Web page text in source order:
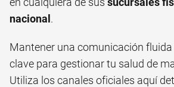
nacional.
Mantener una comunicación
clave para gestionar tu salud de
Utiliza los canales oficiales aquí